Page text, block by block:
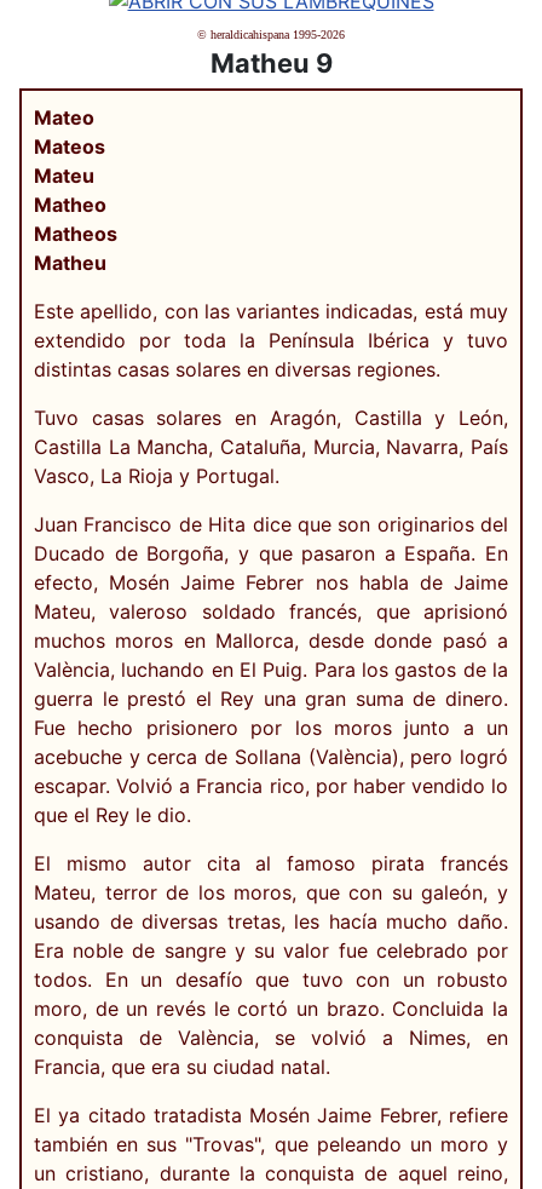
© heraldicahispana 1995-2026
Matheu 9
Mateo
Mateos
Mateu
Matheo
Matheos
Matheu
Este apellido, con las variantes indicadas, está muy
extendido por toda la Península Ibérica y tuvo
distintas casas solares en diversas regiones.
Tuvo casas solares en Aragón, Castilla y León,
Castilla La Mancha, Cataluña, Murcia, Navarra, País
Vasco, La Rioja y Portugal.
Juan Francisco de Hita dice que son originarios del
Ducado de Borgoña, y que pasaron a España. En
efecto, Mosén Jaime Febrer nos habla de Jaime
Mateu, valeroso soldado francés, que aprisionó
muchos moros en Mallorca, desde donde pasó a
València, luchando en El Puig. Para los gastos de la
guerra le prestó el Rey una gran suma de dinero.
Fue hecho prisionero por los moros junto a un
acebuche y cerca de Sollana (València), pero logró
escapar. Volvió a Francia rico, por haber vendido lo
que el Rey le dio.
El mismo autor cita al famoso pirata francés
Mateu, terror de los moros, que con su galeón, y
usando de diversas tretas, les hacía mucho daño.
Era noble de sangre y su valor fue celebrado por
todos. En un desafío que tuvo con un robusto
moro, de un revés le cortó un brazo. Concluida la
conquista de València, se volvió a Nimes, en
Francia, que era su ciudad natal.
El ya citado tratadista Mosén Jaime Febrer, refiere
también en sus "Trovas", que peleando un moro y
un cristiano, durante la conquista de aquel reino,